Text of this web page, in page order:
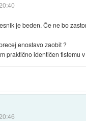
je beden. Če ne bo
enostavo zaobit ?
praktično identičen tistemu